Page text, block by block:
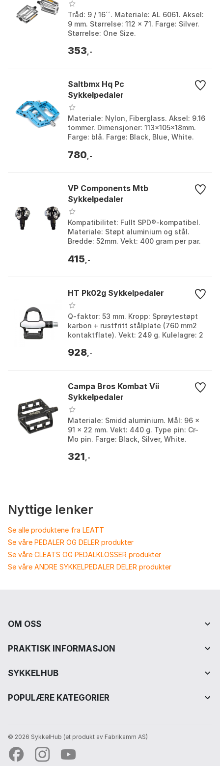
Tråd: 9 / 16´´. Materiale: AL 6061. Aksel:
9 mm. Størrelse: 112 x 71. Farge: Silver.
Størrelse: One Size.
353 ,-
Saltbmx Hq Pc
Sykkelpedaler
Materiale: Nylon, Fiberglass. Aksel: 9.16
tommer. Dimensjoner: 113x105x18mm.
Farge: blå. Farge: Black, Blue, White.
780 ,-
VP Components Mtb
Sykkelpedaler
Kompatibilitet: Fullt SPD®-kompatibel.
Materiale: Støpt aluminium og stål.
Bredde: 52mm. Vekt: 400 gram per par.
415 ,-
HT Pk02g Sykkelpedaler
Q-faktor: 53 mm. Kropp: Sprøytestøpt
karbon + rustfritt stålplate (760 mm2
kontaktflate). Vekt: 249 g. Kulelagre: 2
Blac...
928 ,-
Campa Bros Kombat Vii
Sykkelpedaler
Materiale: Smidd aluminium. Mål: 96 x
91 x 22 mm. Vekt: 440 g. Type pin: Cr-
Mo pin. Farge: Black, Silver, White.
321 ,-
Nyttige lenker
Se alle produktene fra LEATT
Se våre PEDALER OG DELER produkter
Se våre CLEATS OG PEDALKLOSSER produkter
Se våre ANDRE SYKKELPEDALER DELER produkter
OM OSS
PRAKTISK INFORMASJON
SYKKELHUB
POPULÆRE KATEGORIER
© 2026 SykkelHub️ (et produkt av Fabrikamm AS)